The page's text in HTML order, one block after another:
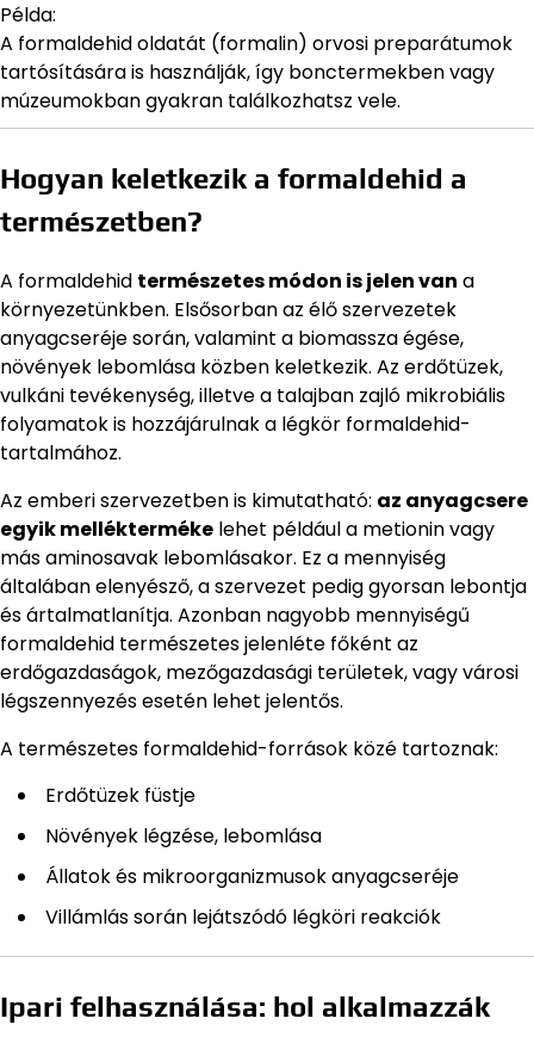
Példa:
A formaldehid oldatát (formalin) orvosi preparátumok
tartósítására is használják, így bonctermekben vagy
múzeumokban gyakran találkozhatsz vele.
Hogyan keletkezik a formaldehid a
természetben?
A formaldehid természetes módon is jelen van a
környezetünkben. Elsősorban az élő szervezetek
anyagcseréje során, valamint a biomassza égése,
növények lebomlása közben keletkezik. Az erdőtüzek,
vulkáni tevékenység, illetve a talajban zajló mikrobiális
folyamatok is hozzájárulnak a légkör formaldehid-
tartalmához.
Az emberi szervezetben is kimutatható: az anyagcsere
egyik mellékterméke lehet például a metionin vagy
más aminosavak lebomlásakor. Ez a mennyiség
általában elenyésző, a szervezet pedig gyorsan lebontja
és ártalmatlanítja. Azonban nagyobb mennyiségű
formaldehid természetes jelenléte főként az
erdőgazdaságok, mezőgazdasági területek, vagy városi
légszennyezés esetén lehet jelentős.
A természetes formaldehid-források közé tartoznak:
Erdőtüzek füstje
Növények légzése, lebomlása
Állatok és mikroorganizmusok anyagcseréje
Villámlás során lejátszódó légköri reakciók
Ipari felhasználása: hol alkalmazzák